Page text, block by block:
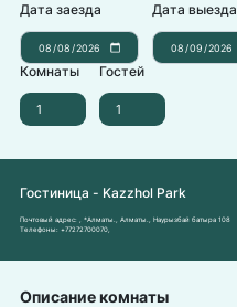
Дата заезда Дата выезда
Комнаты Гостей
Гостиница - Kazzhol Park
Почтовый адрес:
, *Алматы., Алматы., Наурызбай батыра 108
Телефоны: +77272700070
Описание комнаты